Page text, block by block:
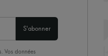
S'abonner
Vos données